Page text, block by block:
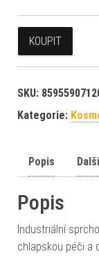
KOUPIT
SKU:
Kategorie:
Popis
Popis
Industriální
chlapskou péči a